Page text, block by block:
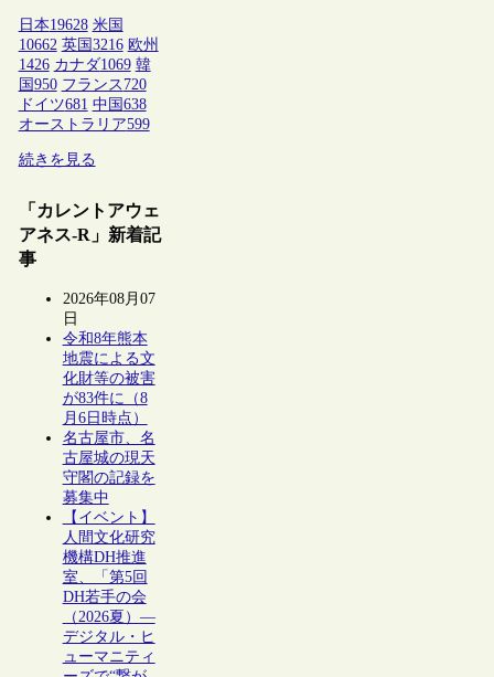
日本19628 米国
10662 英国 3216 欧州
1426 カナダ1069 韓
国 950 フランス 720
ドイツ681 中国 638
オーストラリア599
続きを見る
「カレントアウェ
アネス-R」新着記
事
2026年08月07
日
令和8年熊本
地震による文
化財等の被害
が83件に（8
月6日時点）
名古屋市、名
古屋城の現天
守閣の記録を
募集中
【イベント】
人間文化研究
機構DH推進
室、「第5回
DH若手の会
（2026夏）―
デジタル・ヒ
ューマニティ